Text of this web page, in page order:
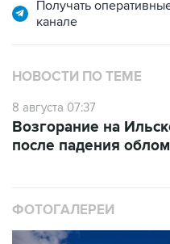
НОВОСТИ ПО ТЕМЕ
8 августа 07:37
после падения